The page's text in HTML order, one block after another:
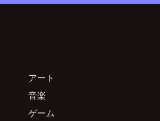
アート
音楽
ゲーム